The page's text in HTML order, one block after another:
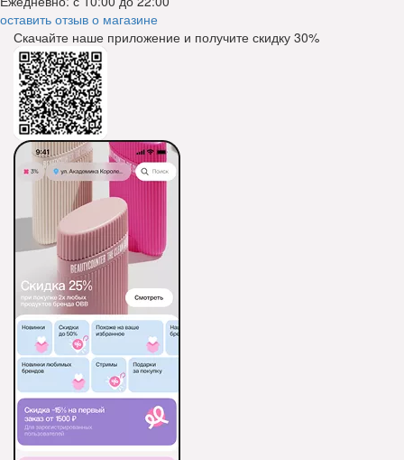
оставить отзыв о магазине
Скачайте наше приложение и получите скидку 30%